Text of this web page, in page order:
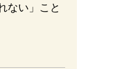
ない」こと